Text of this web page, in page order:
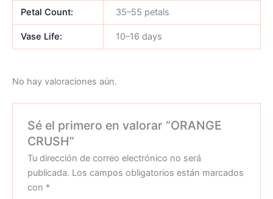
Petal Count: 35–55 petals
Vase Life: 10–16 days
No hay valoraciones aún.
Sé el primero en valorar “ORANGE
CRUSH”
Tu dirección de correo electrónico no será
publicada. Los campos obligatorios están marcados
con *